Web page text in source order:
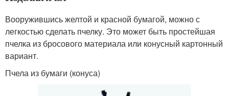
Вооружившись желтой и красной бумагой, можно с
легкостью сделать пчелку. Это может быть простейшая
пчелка из бросового материала или конусный картонный
вариант.
Пчела из бумаги (конуса)